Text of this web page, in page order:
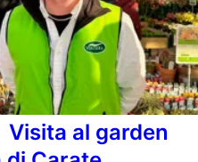
Visita al garden